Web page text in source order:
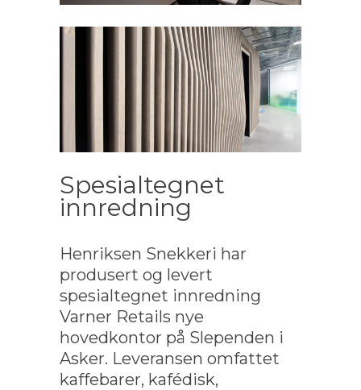
Spesialtegnet
innredning
Henriksen Snekkeri har
produsert og levert
spesialtegnet innredning
Varner Retails nye
hovedkontor på Slependen i
Asker. Leveransen omfattet
kaffebarer, kafédisk,